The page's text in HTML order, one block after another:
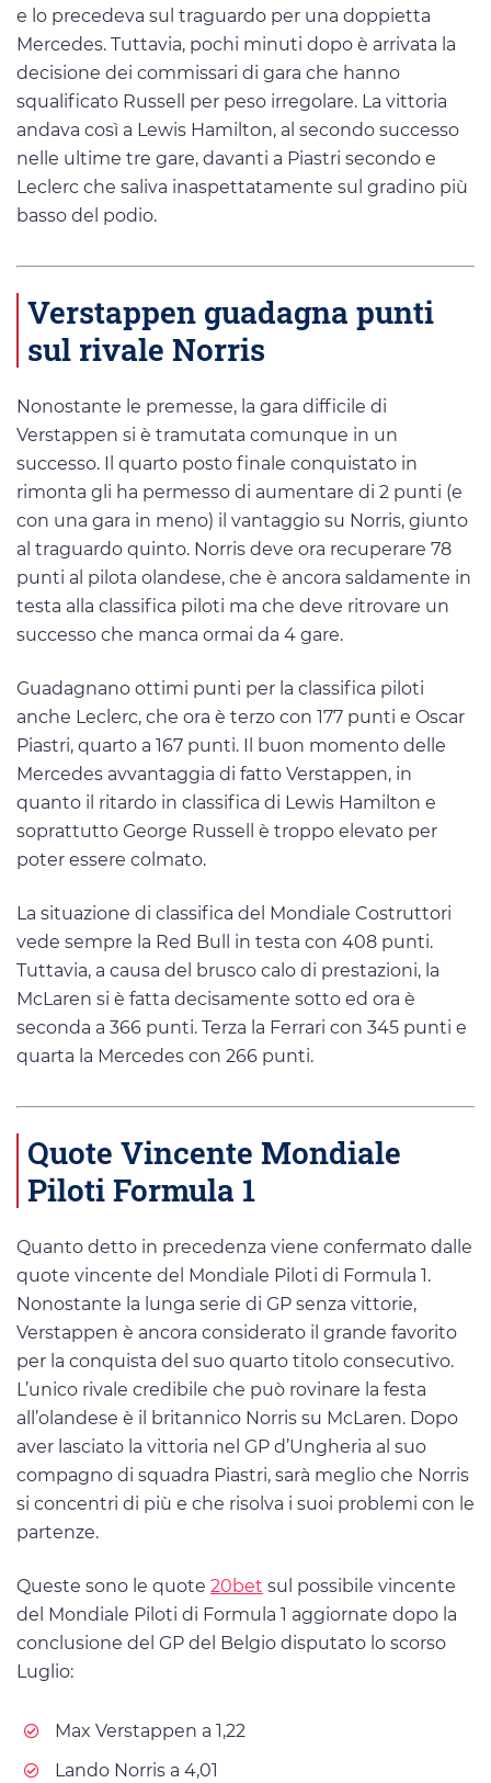
e lo precedeva sul traguardo per una doppietta
Mercedes. Tuttavia, pochi minuti dopo è arrivata la
decisione dei commissari di gara che hanno
squalificato Russell per peso irregolare. La vittoria
andava così a Lewis Hamilton, al secondo successo
nelle ultime tre gare, davanti a Piastri secondo e
Leclerc che saliva inaspettatamente sul gradino più
basso del podio.
Verstappen guadagna punti
sul rivale Norris
Nonostante le premesse, la gara difficile di
Verstappen si è tramutata comunque in un
successo. Il quarto posto finale conquistato in
rimonta gli ha permesso di aumentare di 2 punti (e
con una gara in meno) il vantaggio su Norris, giunto
al traguardo quinto. Norris deve ora recuperare 78
punti al pilota olandese, che è ancora saldamente in
testa alla classifica piloti ma che deve ritrovare un
successo che manca ormai da 4 gare.
Guadagnano ottimi punti per la classifica piloti
anche Leclerc, che ora è terzo con 177 punti e Oscar
Piastri, quarto a 167 punti. Il buon momento delle
Mercedes avvantaggia di fatto Verstappen, in
quanto il ritardo in classifica di Lewis Hamilton e
soprattutto George Russell è troppo elevato per
poter essere colmato.
La situazione di classifica del Mondiale Costruttori
vede sempre la Red Bull in testa con 408 punti.
Tuttavia, a causa del brusco calo di prestazioni, la
McLaren si è fatta decisamente sotto ed ora è
seconda a 366 punti. Terza la Ferrari con 345 punti e
quarta la Mercedes con 266 punti.
Quote Vincente Mondiale
Piloti Formula 1
Quanto detto in precedenza viene confermato dalle
quote vincente del Mondiale Piloti di Formula 1.
Nonostante la lunga serie di GP senza vittorie,
Verstappen è ancora considerato il grande favorito
per la conquista del suo quarto titolo consecutivo.
L’unico rivale credibile che può rovinare la festa
all’olandese è il britannico Norris su McLaren. Dopo
aver lasciato la vittoria nel GP d’Ungheria al suo
compagno di squadra Piastri, sarà meglio che Norris
si concentri di più e che risolva i suoi problemi con le
partenze.
Queste sono le quote 20bet sul possibile vincente
del Mondiale Piloti di Formula 1 aggiornate dopo la
conclusione del GP del Belgio disputato lo scorso
Luglio:
Max Verstappen a 1,22
Lando Norris a 4,01